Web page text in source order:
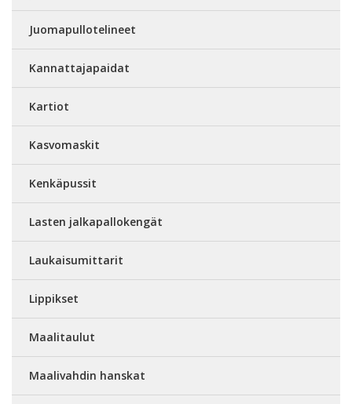
Juomapullotelineet
Kannattajapaidat
Kartiot
Kasvomaskit
Kenkäpussit
Lasten jalkapallokengät
Laukaisumittarit
Lippikset
Maalitaulut
Maalivahdin hanskat